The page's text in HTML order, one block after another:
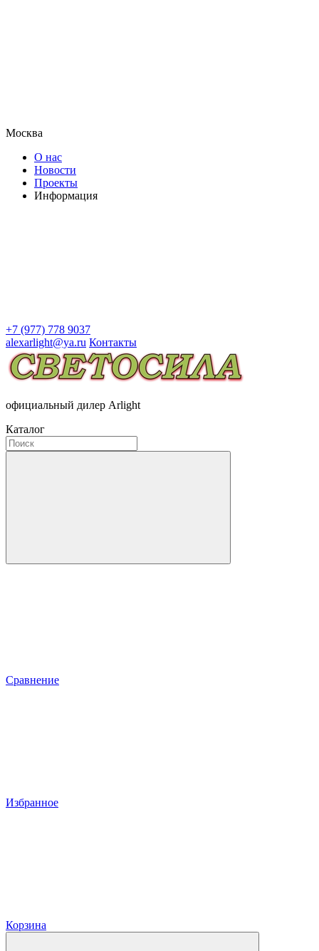
Москва
О нас
Новости
Проекты
Информация
+7 (977) 778 9037
alexarlight@ya.ru Контакты
официальный дилер Arlight
Каталог
Сравнение
Избранное
Корзина